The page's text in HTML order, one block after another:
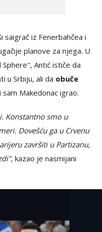
iz Fenerbahčea i
planove za njega. U
Antić ističe da
u Srbiju, ali da obuče
sam Makedonac igrao.
Konstantno smo u
Dovešću ga u Crvenu
završiti u Partizanu,
, kazao je nasmijani